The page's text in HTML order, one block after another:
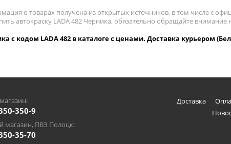
о товарах получена из открытых источников, в том числе с
автокраску LADA 482 Черника, обязательно обращайте
с кодом LADA 482 в каталоге с ценами. Доставка курьером
350-9
магазин, ПВЗ Полоцк:
35-70
Доставка